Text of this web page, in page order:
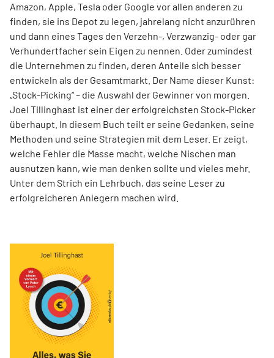
Amazon, Apple, Tesla oder Google vor allen anderen zu
finden, sie ins Depot zu legen, jahrelang nicht anzurühren
und dann eines Tages den Verzehn-, Verzwanzig- oder gar
Verhundertfacher sein Eigen zu nennen. Oder zumindest
die Unternehmen zu finden, deren Anteile sich besser
entwickeln als der Gesamtmarkt. Der Name dieser Kunst:
„Stock-Picking“ – die Auswahl der Gewinner von morgen.
Joel Tillinghast ist einer der erfolgreichsten Stock-Picker
überhaupt. In diesem Buch teilt er seine Gedanken, seine
Methoden und seine Strategien mit dem Leser. Er zeigt,
welche Fehler die Masse macht, welche Nischen man
ausnutzen kann, wie man denken sollte und vieles mehr.
Unter dem Strich ein Lehrbuch, das seine Leser zu
erfolgreicheren Anlegern machen wird.